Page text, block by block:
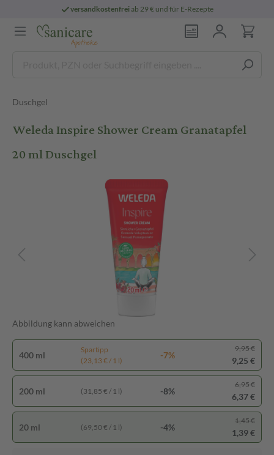
versandkostenfreiab 29 € und für E-Rezepte
Duschgel
Weleda Inspire Shower Cream Granatapfel
20 ml Duschgel
Abbildung kann abweichen
400 ml
Spartipp
(23,13 € / 1 l)
-7%
9,95 €
9,25 €
200 ml (31,85 € / 1 l) -8%
6,95 €
6,37 €
20 ml (69,50 € / 1 l) -4%
1,45 €
1,39 €